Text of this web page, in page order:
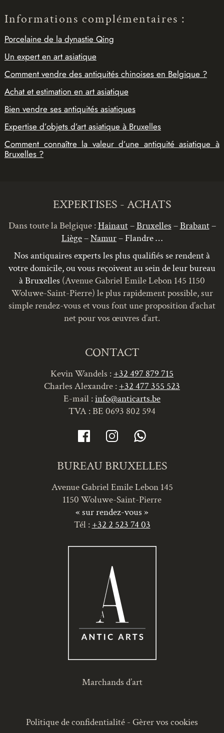
Informations complémentaires :
Porcelaine de la dynastie Qing
Un expert en art asiatique
Comment vendre des antiquités chinoises en Belgique ?
Achat et estimation en art asiatique
Bien vendre ses antiquités asiatiques
Expertise d’objets d’art asiatique à Bruxelles
Comment connaître la valeur d’une antiquité asiatique à
Bruxelles ?
EXPERTISES - ACHATS
Dans toute la Belgique :Hainaut–Bruxelles –Brabant–
Liège–Namur– Flandre …
Nos antiquaires experts les plus qualifiés se rendent à
votre domicile, ou vous reçoivent au sein de leur bureau
à Bruxelles (Avenue Gabriel Emile Lebon 145 1150
Woluwe-Saint-Pierre) le plus rapidement possible, sur
simple rendez-vous et vous font une proposition d’achat
net pour vos œuvres d’art.
CONTACT
Kevin Wandels : +32 497 879 715
Charles Alexandre : +32 477 355 523
E-mail :info@anticarts.be
TVA : BE 0693 802 594
BUREAU BRUXELLES
Avenue Gabriel Emile Lebon 145
1150 Woluwe-Saint-Pierre
« sur rendez-vous »
Tél : +32 2 523 74 03
Marchands d’art
Politique de confidentialité - Gèrer vos cookies